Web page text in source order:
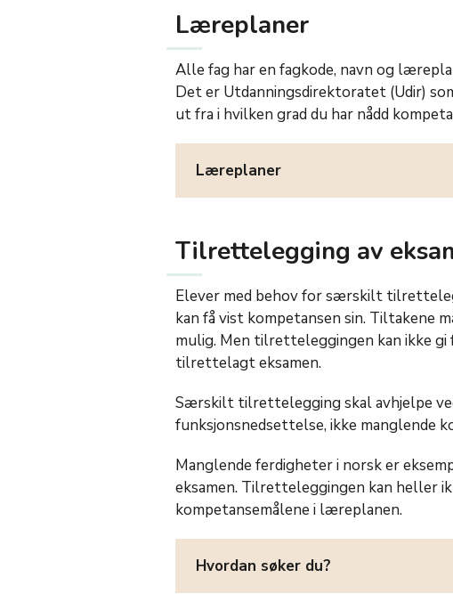
Læreplaner
Alle fag har en fagkode, navn og
Det er Utdanningsdirektoratet (Udir)
ut fra i hvilken grad du har nådd
Læreplaner
Tilrettelegging av
Elever med behov for særskilt
kan få vist kompetansen sin. Tiltakene
mulig. Men tilretteleggingen kan ikke gi
tilrettelagt eksamen.
Særskilt tilrettelegging skal avhjelpe
funksjonsnedsettelse, ikke manglende
Manglende ferdigheter i norsk er
eksamen. Tilretteleggingen kan heller
kompetansemålene i læreplanen.
Hvordan søker du?